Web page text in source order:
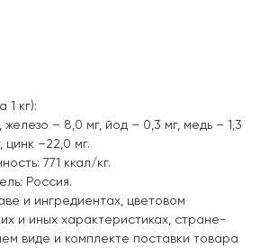
1 кг):
– 8,0 мг, йод – 0,3 мг, медь – 1,3
цинк –22,0 мг.
771 ккал/кг.
Россия.
и ингредиентах, цветовом
и иных характеристиках, стране-
виде и комплекте поставки товара